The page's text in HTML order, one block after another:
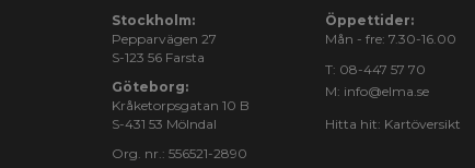
Stockholm:
Pepparvägen 27
S-123 56 Farsta
Göteborg:
Kråketorpsgatan 10 B
S-431 53 Mölndal
Org. nr.: 556521-2890
Öppettider:
Mån - fre: 7.30-16.00
T: 08-447 57 70
M: info@elma.se
Hitta hit: Kartöversikt